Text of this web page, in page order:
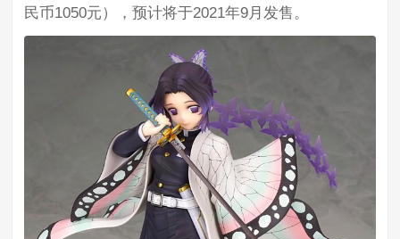
民币1050元），预计将于2021年9月发售。